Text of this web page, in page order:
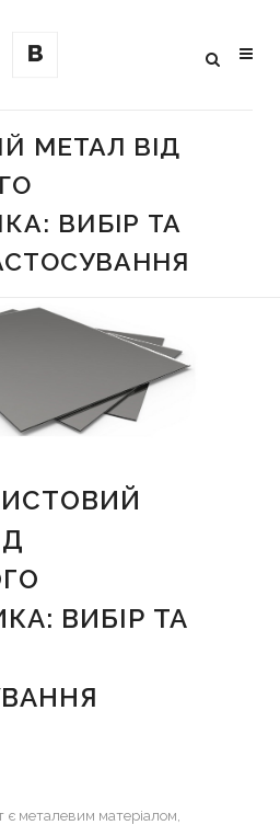
МЕТАЛ ВІД
ВИБІР ТА
ВИБІР ТА
є металевим матеріалом,